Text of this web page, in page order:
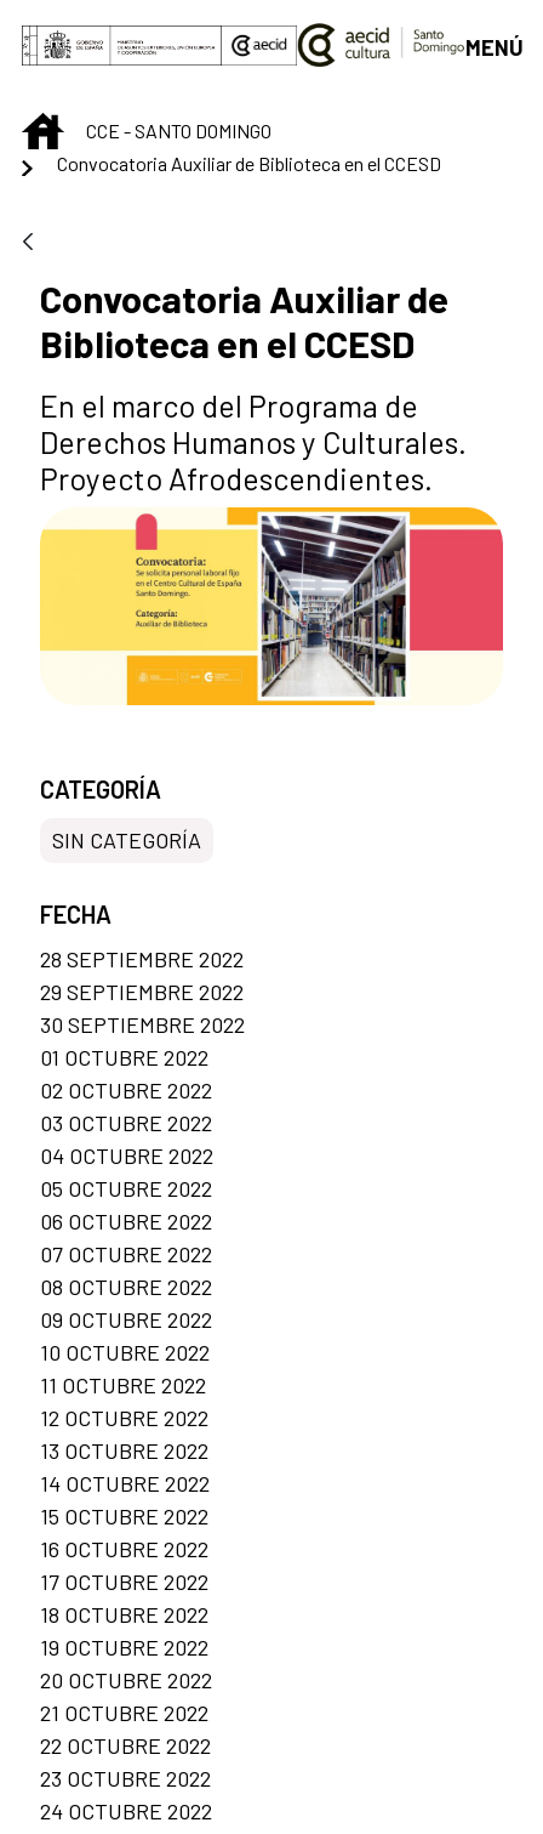
Saltar al contenido principal
MENÚ
INICIOCCE - SANTO DOMINGO
Convocatoria Auxiliar de Biblioteca en el CCESD
Convocatoria Auxiliar de
Biblioteca en el CCESD
En el marco del Programa de
Derechos Humanos y Culturales.
Proyecto Afrodescendientes.
CATEGORÍA
SIN CATEGORÍA
FECHA
28 SEPTIEMBRE 2022
29 SEPTIEMBRE 2022
30 SEPTIEMBRE 2022
01 OCTUBRE 2022
02 OCTUBRE 2022
03 OCTUBRE 2022
04 OCTUBRE 2022
05 OCTUBRE 2022
06 OCTUBRE 2022
07 OCTUBRE 2022
08 OCTUBRE 2022
09 OCTUBRE 2022
10 OCTUBRE 2022
11 OCTUBRE 2022
12 OCTUBRE 2022
13 OCTUBRE 2022
14 OCTUBRE 2022
15 OCTUBRE 2022
16 OCTUBRE 2022
17 OCTUBRE 2022
18 OCTUBRE 2022
19 OCTUBRE 2022
20 OCTUBRE 2022
21 OCTUBRE 2022
22 OCTUBRE 2022
23 OCTUBRE 2022
24 OCTUBRE 2022